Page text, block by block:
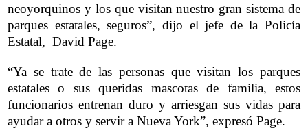
neoyorquinos y los que visitan nuestro gran sistema de
parques estatales, seguros”, dijo el jefe de la Policía
Estatal, David Page.
“Ya se trate de las personas que visitan los parques
estatales o sus queridas mascotas de familia, estos
funcionarios entrenan duro y arriesgan sus vidas para
ayudar a otros y servir a Nueva York”, expresó Page.